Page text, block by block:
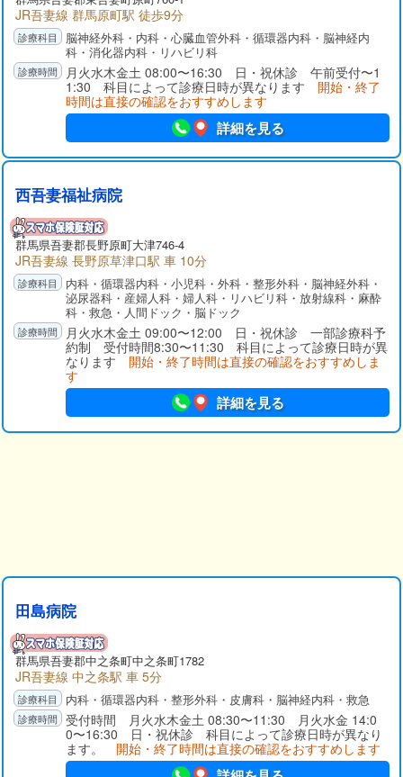
JR吾妻線 群馬原町駅 徒歩9分
脳神経外科・内科・心臓血管外科・循環器内科・脳神経内
科・消化器内科・リハビリ科
月火水木金土 08:00〜16:30 日・祝休診 午前受付〜1
1:30 科目によって診療日時が異なります 開始・終了
時間は直接の確認をおすすめします
詳細を見る
西吾妻福祉病院
群馬県吾妻郡長野原町大津746-4
JR吾妻線 長野原草津口駅 車 10分
内科・循環器内科・小児科・外科・整形外科・脳神経外科・
泌尿器科・産婦人科・婦人科・リハビリ科・放射線科・麻酔
科・救急・人間ドック・脳ドック
月火水木金土 09:00〜12:00 日・祝休診 一部診療科予
約制 受付時間8:30〜11:30 科目によって診療日時が異
なります 開始・終了時間は直接の確認をおすすめしま
す
詳細を見る
田島病院
群馬県吾妻郡中之条町中之条町1782
JR吾妻線 中之条駅 車 5分
内科・循環器内科・整形外科・皮膚科・脳神経内科・救急
受付時間 月火水木金土 08:30〜11:30 月火水金 14:0
0〜16:30 日・祝休診 科目によって診療日時が異なり
ます。 開始・終了時間は直接の確認をおすすめします